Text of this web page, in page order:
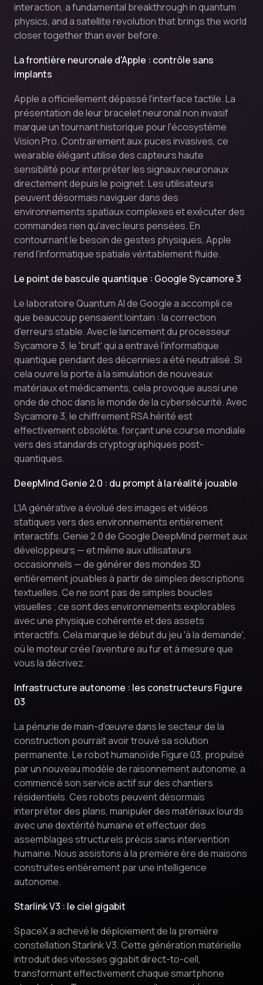
interaction, a fundamental breakthrough in quantum
physics, and a satellite revolution that brings the world
closer together than ever before.
La frontière neuronale d'Apple : contrôle sans
implants
Apple a officiellement dépassé l'interface tactile. La
présentation de leur bracelet neuronal non invasif
marque un tournant historique pour l'écosystème
Vision Pro. Contrairement aux puces invasives, ce
wearable élégant utilise des capteurs haute
sensibilité pour interpréter les signaux neuronaux
directement depuis le poignet. Les utilisateurs
peuvent désormais naviguer dans des
environnements spatiaux complexes et exécuter des
commandes rien qu'avec leurs pensées. En
contournant le besoin de gestes physiques, Apple
rend l'informatique spatiale véritablement fluide.
Le point de bascule quantique : Google Sycamore 3
Le laboratoire Quantum AI de Google a accompli ce
que beaucoup pensaient lointain : la correction
d'erreurs stable. Avec le lancement du processeur
Sycamore 3, le 'bruit' qui a entravé l'informatique
quantique pendant des décennies a été neutralisé. Si
cela ouvre la porte à la simulation de nouveaux
matériaux et médicaments, cela provoque aussi une
onde de choc dans le monde de la cybersécurité. Avec
Sycamore 3, le chiffrement RSA hérité est
effectivement obsolète, forçant une course mondiale
vers des standards cryptographiques post-
quantiques.
DeepMind Genie 2.0 : du prompt à la réalité jouable
L'IA générative a évolué des images et vidéos
statiques vers des environnements entièrement
interactifs. Genie 2.0 de Google DeepMind permet aux
développeurs — et même aux utilisateurs
occasionnels — de générer des mondes 3D
entièrement jouables à partir de simples descriptions
textuelles. Ce ne sont pas de simples boucles
visuelles ; ce sont des environnements explorables
avec une physique cohérente et des assets
interactifs. Cela marque le début du jeu 'à la demande',
où le moteur crée l'aventure au fur et à mesure que
vous la décrivez.
Infrastructure autonome : les constructeurs Figure
03
La pénurie de main-d'œuvre dans le secteur de la
construction pourrait avoir trouvé sa solution
permanente. Le robot humanoïde Figure 03, propulsé
par un nouveau modèle de raisonnement autonome, a
commencé son service actif sur des chantiers
résidentiels. Ces robots peuvent désormais
interpréter des plans, manipuler des matériaux lourds
avec une dextérité humaine et effectuer des
assemblages structurels précis sans intervention
humaine. Nous assistons à la première ère de maisons
construites entièrement par une intelligence
autonome.
Starlink V3 : le ciel gigabit
SpaceX a achevé le déploiement de la première
constellation Starlink V3. Cette génération matérielle
introduit des vitesses gigabit direct-to-cell,
transformant effectivement chaque smartphone